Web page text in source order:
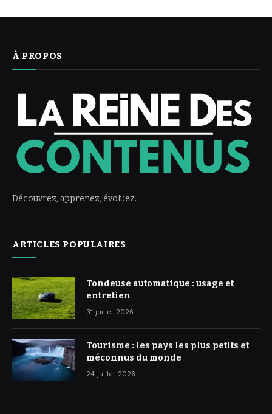
À PROPOS
Découvrez, apprenez, évoluez.
ARTICLES POPULAIRES
Tondeuse automatique : usage et
entretien
31 juillet 2026
Tourisme : les pays les plus petits et
méconnus du monde
24 juillet 2026